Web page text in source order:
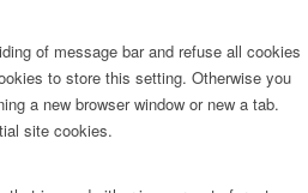
of message bar and refuse all cookies
to store this setting. Otherwise you
a new browser window or new a tab.
site cookies.